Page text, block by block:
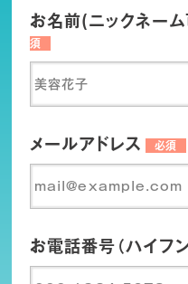
お名前(ニックネー
須
メールアドレス 必須
お電話番号（ハイフン